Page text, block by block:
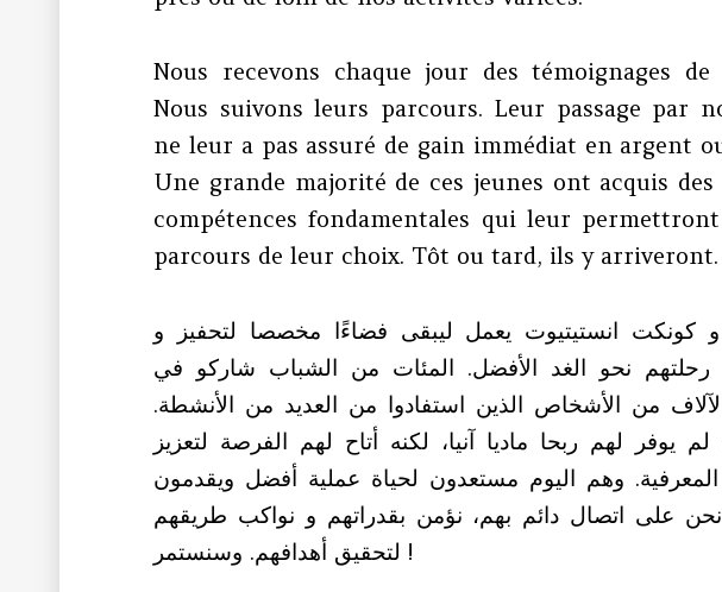
Nous recevons chaque jour des témoignages
Nous suivons leurs parcours. Leur passage par
ne leur a pas assuré de gain immédiat en argent
Une grande majorité de ces jeunes ont acquis des
compétences fondamentales qui leur
parcours de leur choix. Tôt ou tard, ils y arriveront.
انستيتيوت يعمل ليبقى فضاءًا مخصصا لتحفيز و
نحو الغد الأفضل. المئات من الشباب شاركو في
من الأشخاص الذين استفادوا من العديد من الأنشطة.
لهم ربحا ماديا آنيا، لكنه أتاح لهم الفرصة لتعزيز
المعرفية. وهم اليوم مستعدون لحياة عملية أفضل ويقدمون
على اتصال دائم بهم، نؤمن بقدراتهم و نواكب طريقهم
لتحقيق أهدافهم. وسنستمر !